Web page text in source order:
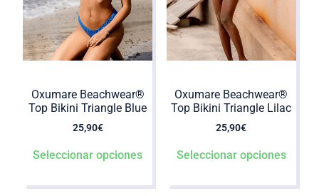
Oxumare Beachwear®️
Top Bikini Triangle Blue
25,90€
Seleccionar opciones
Oxumare Beachwear®️
Top Bikini Triangle Lilac
25,90€
Seleccionar opciones